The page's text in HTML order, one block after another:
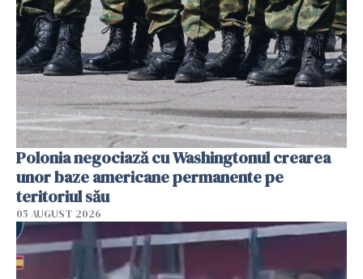
Polonia negociază cu Washingtonul crearea
unor baze americane permanente pe
teritoriul său
05 AUGUST 2026